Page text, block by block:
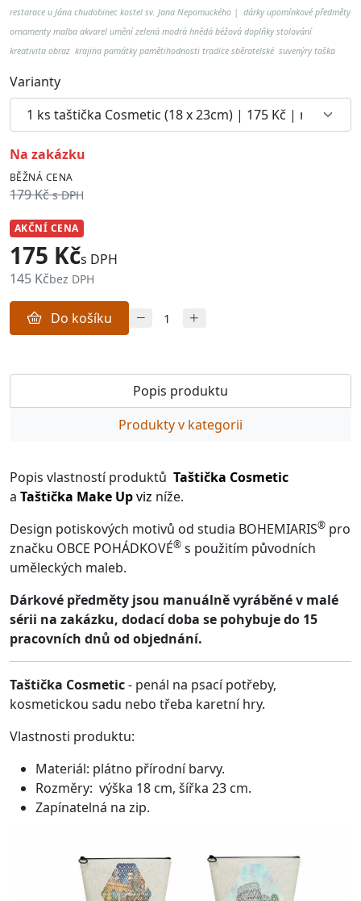
restarace u Jána chudobinec kostel sv. Jana Nepomuckého | dárky upomínkové předměty
ornamenty malba akvarel umění zelená modrá hnědá béžová doplňky stolování
kreativita obraz krajina památky pamětihodnosti tradice sběratelské suvenýry taška
Varianty
na zakázku
BĚŽNÁ CENA
179 Kč s DPH
AKČNÍ CENA
175 Kčs DPH
145 Kčbez DPH
Do košíku
Popis produktu
Produkty v kategorii
Popis vlastností produktů Taštička Cosmetic
a Taštička Make Upviz níže.
Design potiskových motivů od studia BOHEMIARIS® pro
značku OBCE POHÁDKOVÉ® s použitím původních
uměleckých maleb.
Dárkové předměty jsou manuálně vyráběné v malé
sérii na zakázku, dodací doba se pohybuje do 15
pracovních dnů od objednání.
Taštička Cosmetic- penál na psací potřeby,
kosmetickou sadu nebo třeba karetní hry.
Vlastnosti produktu:
Materiál: plátno přírodní barvy.
Rozměry: výška 18 cm, šířka 23 cm.
Zapínatelná na zip.